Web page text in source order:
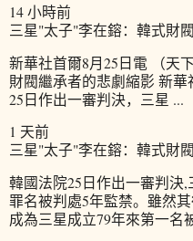
14 小時前
三星"太子"李在鎔：韓式財
新華社首爾8月25日電 （天
財閥繼承者的悲劇縮影 新
25日作出一審判決，三星 ...
1 天前
三星"太子"李在鎔：韓式財
韓國法院25日作出一審判決
罪名被判處5年監禁。雖然
成為三星成立79年來第一名